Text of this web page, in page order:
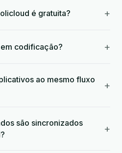
é gratuita? +
codificação? +
ao mesmo fluxo
+
são sincronizados
+